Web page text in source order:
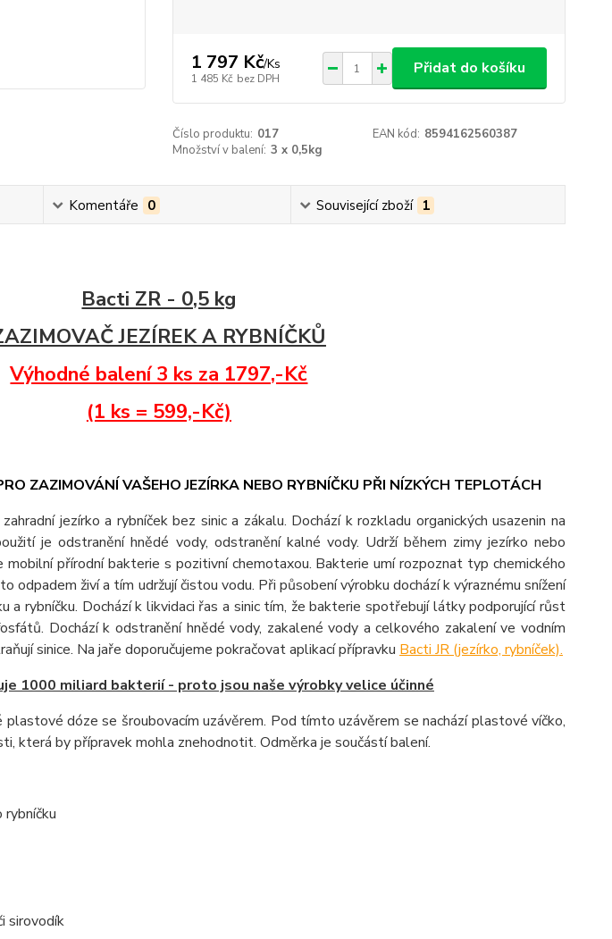
1 797 Kč/Ks
1 485 Kč bez DPH
Přidat do košíku
Číslo produktu: 017 EAN kód: 8594162560387
Množství v balení: 3 x 0,5kg
Komentáře 0 Související zboží 1
Bacti ZR - 0,5 kg
JEZÍREK A RYBNÍČKŮ
Výhodné balení 3 ks za 1797,-Kč
(1 ks = 599,-Kč)
ZAZIMOVÁNÍ VAŠEHO JEZÍRKA NEBO RYBNÍČKU PŘI NÍZKÝCH TEPLOTÁCH
jezírko a rybníček bez sinic a zákalu. Dochází k rozkladu organických usazenin na
je odstranění hnědé vody, odstranění kalné vody. Udrží během zimy jezírko nebo
mobilní přírodní bakterie s pozitivní chemotaxou. Bakterie umí rozpoznat typ chemického
odpadem živí a tím udržují čistou vodu. Při působení výrobku dochází k výraznému snížení
a rybníčku. Dochází k likvidaci řas a sinic tím, že bakterie spotřebují látky podporující růst
Dochází k odstranění hnědé vody, zakalené vody a celkového zakalení ve vodním
sinice. Na jaře doporučujeme pokračovat aplikací přípravku Bacti JR (jezírko, rybníček).
1000 miliard bakterií - proto jsou naše výrobky velice účinné
dóze se šroubovacím uzávěrem. Pod tímto uzávěrem se nachází plastové víčko,
která by přípravek mohla znehodnotit. Odměrka je součástí balení.
rybníčku
sirovodík